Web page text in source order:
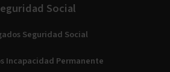
Social
Seguridad Social
Incapacidad Permanente